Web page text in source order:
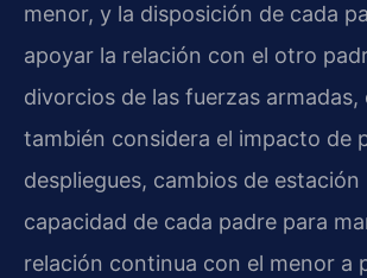
menor, y la disposición de cada
apoyar la relación con el otro
divorcios de las fuerzas armadas,
también considera el impacto de
despliegues, cambios de estación
capacidad de cada padre para
relación continua con el menor a